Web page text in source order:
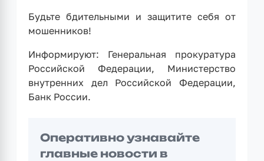
Будьте бдительными и защитите себя от
мошенников!
Информируют: Генеральная прокуратура
Российской Федерации, Министерство
внутренних дел Российской Федерации,
Банк России.
Оперативно узнавайте
главные новости в